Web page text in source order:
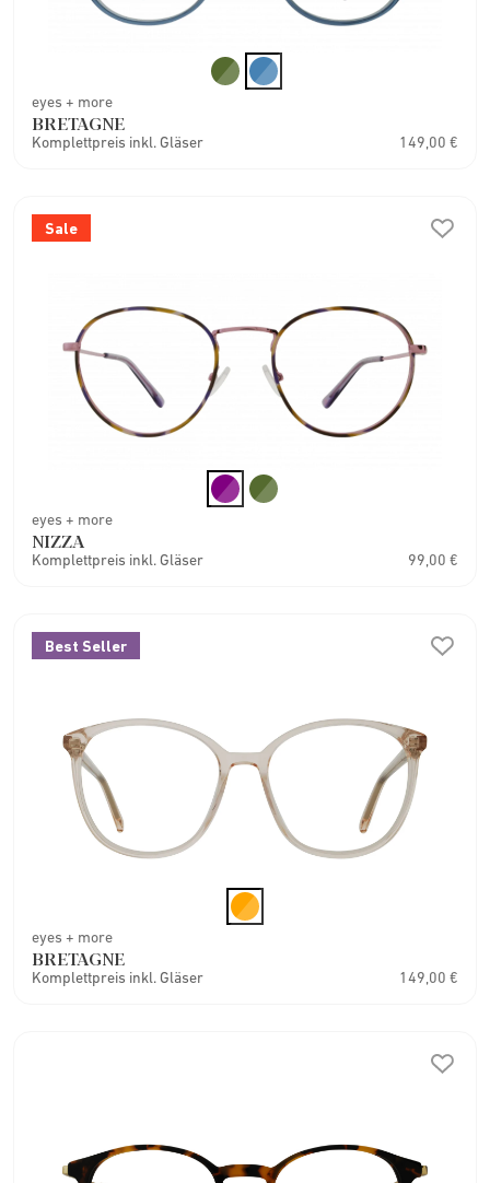
eyes + more
BRETAGNE
Komplettpreis inkl. Gläser 149,00 €
Sale
eyes + more
NIZZA
Komplettpreis inkl. Gläser 99,00 €
Best Seller
eyes + more
BRETAGNE
Komplettpreis inkl. Gläser 149,00 €